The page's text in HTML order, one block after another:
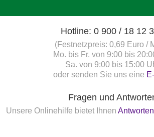
Hotline: 0 900 / 18 12
(Festnetzpreis: 0,69 Euro /
Mo. bis Fr. von 9:00 bis
Sa. von 9:00 bis 15:00
oder senden Sie uns eine
Fragen und
Unsere Onlinehilfe bietet Ihnen